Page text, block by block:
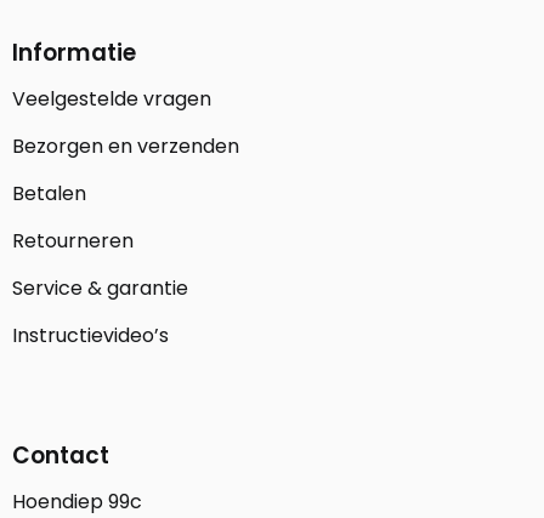
Informatie
Veelgestelde vragen
Bezorgen en verzenden
Betalen
Retourneren
Service & garantie
Instructievideo’s
Contact
Hoendiep 99c